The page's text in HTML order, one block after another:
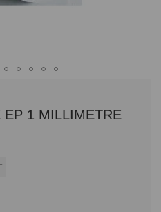
EP 1 MILLIMETRE